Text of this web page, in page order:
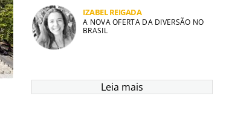
IZABEL REIGADA
A NOVA OFERTA DA DIVERSÃO NO
BRASIL
Leia mais